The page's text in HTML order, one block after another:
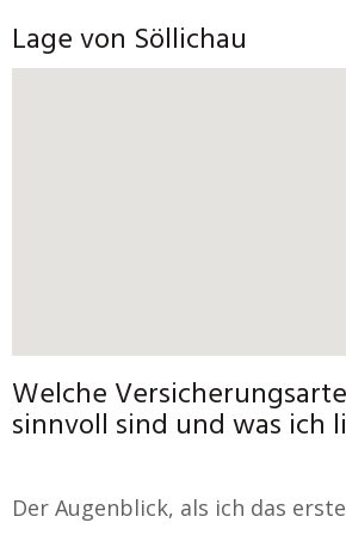
Lage von Söllichau
Welche
sinnvoll sind und was ich
Der Augenblick, als ich das